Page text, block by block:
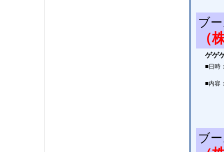
ブ
（
ゲゲ
■日時
■内容
ブ